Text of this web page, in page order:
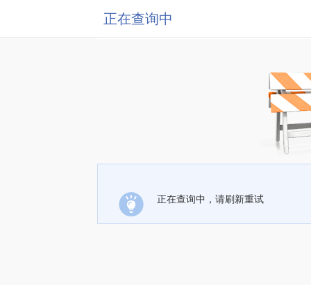
正在查询中
正在查询中，请刷新重试